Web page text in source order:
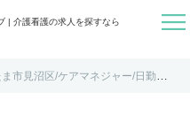
| 介護看護の求人を探すなら 
方へ
ま市見沼区/ケアマネジャー/日勤パ